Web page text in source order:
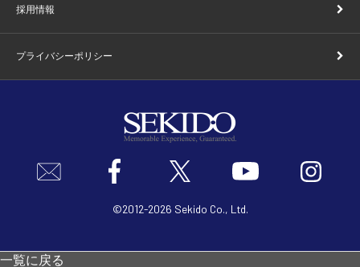
採用情報
プライバシーポリシー
©2012-2026 Sekido Co., Ltd.
一覧に戻る